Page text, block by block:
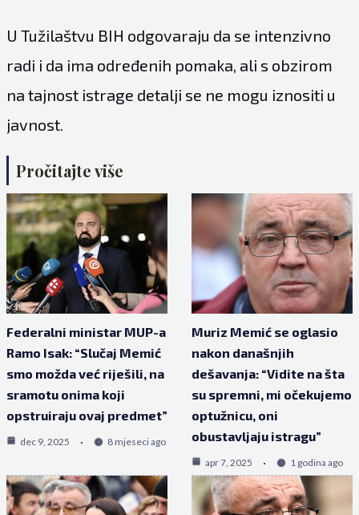
U Tužilaštvu BIH odgovaraju da se intenzivno
radi i da ima određenih pomaka, ali s obzirom
na tajnost istrage detalji se ne mogu iznositi u
javnost.
Pročitajte više
Federalni ministar MUP-a
Ramo Isak: “Slučaj Memić
smo možda već riješili, na
sramotu onima koji
opstruiraju ovaj predmet”
dec 9, 2025 8 mjeseci ago
Muriz Memić se oglasio
nakon današnjih
dešavanja: “Vidite na šta
su spremni, mi očekujemo
optužnicu, oni
obustavljaju istragu”
apr 7, 2025 1 godina ago